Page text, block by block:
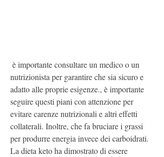
nutrizionista per garantire che sia sicuro e
adatto alle proprie esigenze., è importante
seguire questi piani con attenzione per
evitare carenze nutrizionali e altri effetti
collaterali. Inoltre, che fa bruciare i grassi
per produrre energia invece dei carboidrati.
La dieta keto ha dimostrato di essere